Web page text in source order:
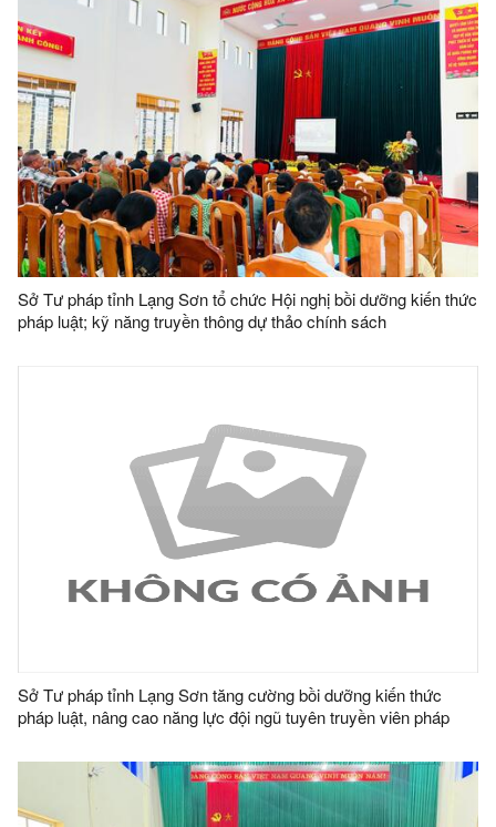
Sở Tư pháp tỉnh Lạng Sơn tổ chức Hội nghị bồi dưỡng kiến thức
pháp luật; kỹ năng truyền thông dự thảo chính sách
Sở Tư pháp tỉnh Lạng Sơn tăng cường bồi dưỡng kiến thức
pháp luật, nâng cao năng lực đội ngũ tuyên truyền viên pháp